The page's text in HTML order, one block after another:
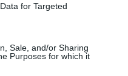
for Targeted
Sale, and/or Sharing
Purposes for which it